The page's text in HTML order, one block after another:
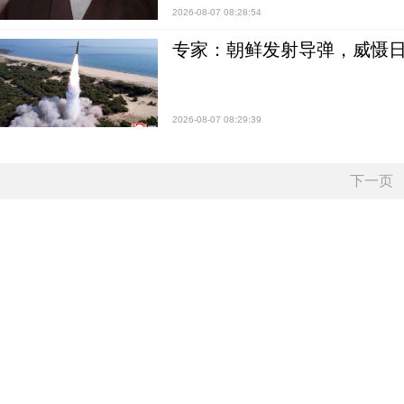
2026-08-07 08:28:54
专家：朝鲜发射导弹，威慑
2026-08-07 08:29:39
下一页